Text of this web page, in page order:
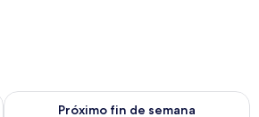
semana ago 14 - ago 16
Próximo fin de semana
Consulta la disponibilidad para el